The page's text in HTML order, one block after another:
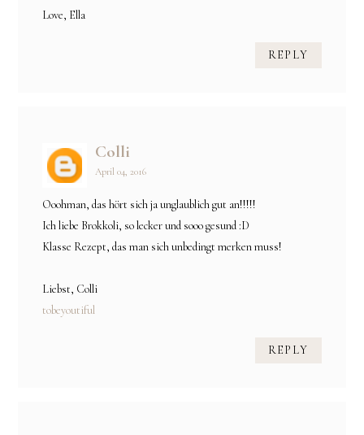
Love, Ella
REPLY
Colli
April 04, 2016
Ooohman, das hört sich ja unglaublich gut an!!!!!
Ich liebe Brokkoli, so lecker und sooo gesund :D
Klasse Rezept, das man sich unbedingt merken muss!
Liebst, Colli
tobeyoutiful
REPLY